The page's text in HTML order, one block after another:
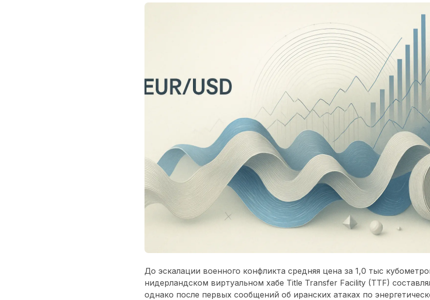
До эскалации военного конфликта средняя цена за 1,0 тыс
нидерландском виртуальном хабе Title Transfer Facility (TTF)
однако после первых сообщений об иранских атаках по